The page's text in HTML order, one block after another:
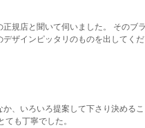
規店と聞いて伺いました。 そのブラ
ザインピッタリのものを出してく
がいらっしゃる所です。 いろんなも
、いろいろ提案して下さり決める
も丁寧でした。